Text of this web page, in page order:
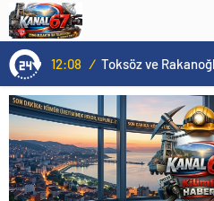
12:08 /